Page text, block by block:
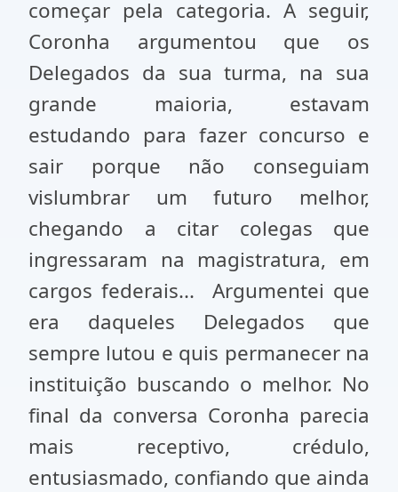
começar pela categoria. A seguir,
Coronha argumentou que os
Delegados da sua turma, na sua
grande maioria, estavam
estudando para fazer concurso e
sair porque não conseguiam
vislumbrar um futuro melhor,
chegando a citar colegas que
ingressaram na magistratura, em
cargos federais... Argumentei que
era daqueles Delegados que
sempre lutou e quis permanecer na
instituição buscando o melhor. No
final da conversa Coronha parecia
mais receptivo, crédulo,
entusiasmado, confiando que ainda